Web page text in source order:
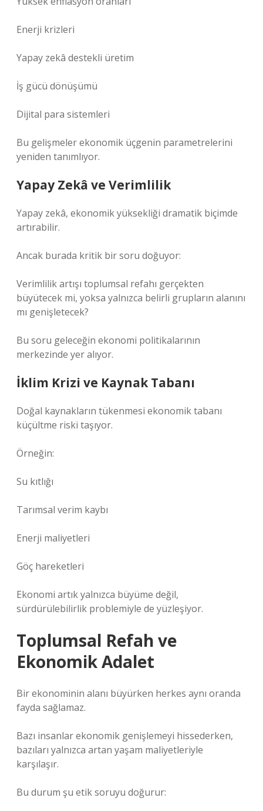
Enerji krizleri
Yapay zekâ destekli üretim
İş gücü dönüşümü
Dijital para sistemleri
Bu gelişmeler ekonomik üçgenin parametrelerini
yeniden tanımlıyor.
Yapay Zekâ ve Verimlilik
Yapay zekâ, ekonomik yüksekliği dramatik biçimde
artırabilir.
Ancak burada kritik bir soru doğuyor:
Verimlilik artışı toplumsal refahı gerçekten
büyütecek mi, yoksa yalnızca belirli grupların alanını
mı genişletecek?
Bu soru geleceğin ekonomi politikalarının
merkezinde yer alıyor.
İklim Krizi ve Kaynak Tabanı
Doğal kaynakların tükenmesi ekonomik tabanı
küçültme riski taşıyor.
Örneğin:
Su kıtlığı
Tarımsal verim kaybı
Enerji maliyetleri
Göç hareketleri
Ekonomi artık yalnızca büyüme değil,
sürdürülebilirlik problemiyle de yüzleşiyor.
Toplumsal Refah ve
Ekonomik Adalet
Bir ekonominin alanı büyürken herkes aynı oranda
fayda sağlamaz.
Bazı insanlar ekonomik genişlemeyi hissederken,
bazıları yalnızca artan yaşam maliyetleriyle
karşılaşır.
Bu durum şu etik soruyu doğurur: